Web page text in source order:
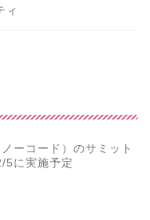
ィ
ーコード）のサミット
5に実施予定